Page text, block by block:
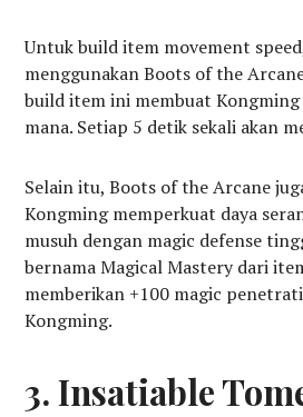
Untuk build item movement
menggunakan Boots of the
build item ini membuat
mana. Setiap 5 detik sekali akan
Selain itu, Boots of the Arcane
Kongming memperkuat daya
musuh dengan magic defense
bernama Magical Mastery dari
memberikan +100 magic
Kongming.
3. Insatiable